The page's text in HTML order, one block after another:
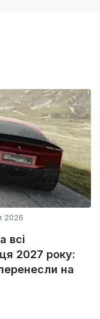
2026
всі
2027 року:
на